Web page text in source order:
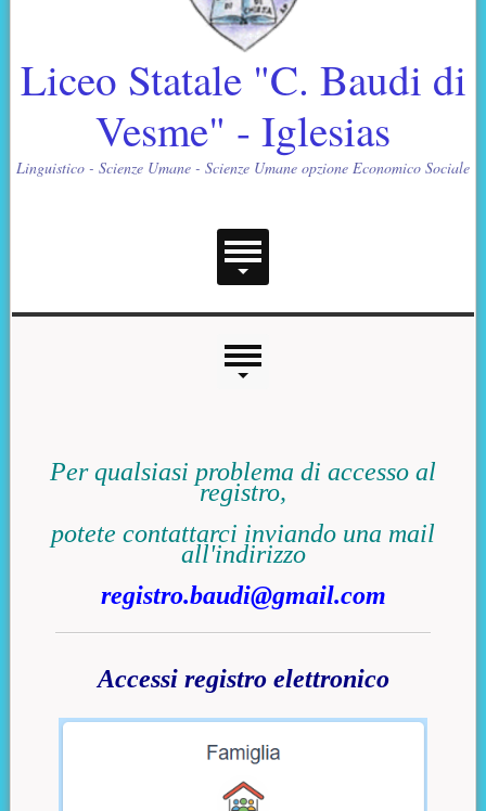
Liceo Statale "C. Baudi di
Vesme" - Iglesias
Linguistico - Scienze Umane - Scienze Umane opzione Economico Sociale
Menu principale
Menu laterale
Contenuto principale
Per qualsiasi problema di accesso al
registro,
potete contattarci inviando una mail
all'indirizzo
registro.baudi@gmail.com
Accessi registro elettronico